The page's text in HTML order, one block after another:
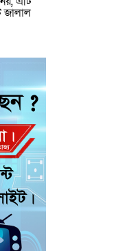
জালাল